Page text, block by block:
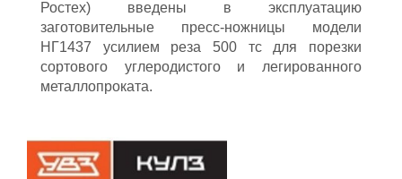
Ростех) введены в эксплуатацию
заготовительные пресс-ножницы модели
НГ1437 усилием реза 500 тс для порезки
сортового углеродистого и легированного
металлопроката.